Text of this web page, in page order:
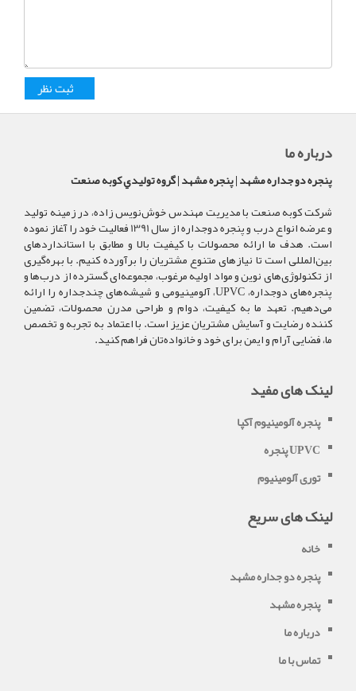
درباره ما
پنجره دو جداره مشهد | پنجره مشهد | گروه توليدي کوبه صنعت
شرکت کوبه صنعت با مدیریت مهندس خوش‌نویس زاده، در زمینه تولید
و عرضه انواع درب و پنجره دوجداره از سال 1391 فعالیت خود را آغاز نموده
است. هدف ما ارائه محصولات با کیفیت بالا و مطابق با استانداردهای
بین‌المللی است تا نیازهای متنوع مشتریان را برآورده کنیم. با بهره‌گیری
از تکنولوژی‌های نوین و مواد اولیه مرغوب، مجموعه‌ای گسترده از درب‌ها و
پنجره‌های دوجداره، UPVC، آلومینیومی و شیشه‌های چندجداره را ارائه
می‌دهیم. تعهد ما به کیفیت، دوام و طراحی مدرن محصولات، تضمین
کننده رضایت و آسایش مشتریان عزیز است. با اعتماد به تجربه و تخصص
ما، فضایی آرام و ایمن برای خود و خانواده‌تان فراهم کنید.
لینک های مفید
پنجره آلومینیوم آکپا
پنجره UPVC
توری آلومینیوم
لینک های سریع
خانه
پنجره دو جداره مشهد
پنجره مشهد
درباره ما
تماس با ما